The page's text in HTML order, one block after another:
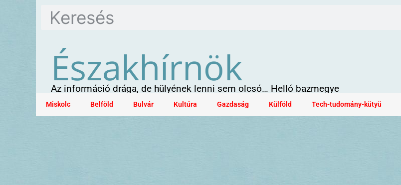
Északhírnök
Az információ drága, de hülyének lenni sem olcsó… Helló bazmegye
Miskolc Belföld Bulvár Kultúra Gazdaság Külföld Tech-tudomány-kütyü